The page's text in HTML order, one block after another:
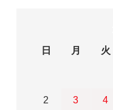
日
月 火
2 3 4